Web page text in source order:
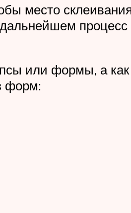
место
процесс
или формы, а как
форм: